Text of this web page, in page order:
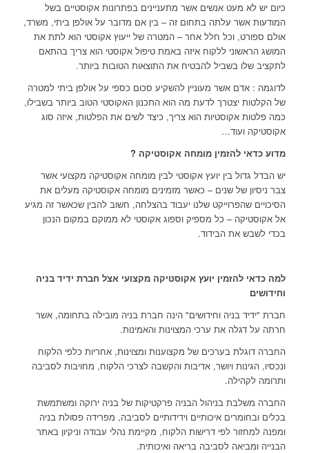
כיום יש לא מעט אנשים אשר מתעניינים בפתרונות אקוסטיים בשל
המודעות אשר עלתה בתחום זה – בין אם מדובר על אולפן ביתי, משרד,
אולם ספורט, וכל חלל אחר – המטרה של ייעוץ אקוסטי הוא לתת את
המושג הראשוני ללקוח איזה באמת טיפול אקוסטי הוא צריך בהתאם
לתקציב שלו בשביל להבטיח את התוצאות הטובות ביותר.
לדוגמה : אדם אשר מעוניין להשקיע סכום כספי על אולפן ביתי למטרה
של הקלטות יצטרך לדעת מה הוא התכנון האקוסטי הטוב ביותר בשבילו,
כמה פלטות אקוסטיות הוא צריך, כיצד לשים את הפלטות, איזה סוג
אקוסטיקה ועוד…
מדוע כדאי להזמין מומחה אקוסטיקה ?
יש הבדל גדול בין יועץ אקוסטי לבין מומחה אקוסטיקה מקצועי אשר
צבר ניסיון של שנים – כאשר מזמינים מומחה אקוסטיקה מעלים את
הסיכויים שהפרוייקט שלנו יעבוד בהצלחה, חשוב להבין שכאשר זה מגיע
אל אקוסטיקה – כל מספיק וספוג אקוסטי לא ממוקם במקום הנכון
בכדי לשבש את הבידוד.
למה כדאי להזמין יועץ אקוסטיקה מקצועי אצל חברת ידיד בניה
וחידושים
חברת "ידיד בניה וחידושים" הינה חברת בניה מובילה בתחומה, אשר
חרתה על דגלה את ערכי המצוינות והאמינות.
החברה דוגלת בערכים של מקצוענות ומצוינות, אחריות כלפי הלקוח
ונכסיו, הגינות ויושר, אדיבות והקשבה לצרכי הלקוח, מחויבות לסביבה
ותרומה לקהילה.
החברה משלבת בניהול הבניה פרקטיקות של בניה ירוקה ומשתמשת
בכלים ובחומרים איכותיים וידידותיים לסביבה, מפרידה פסולת בניה
ומפנה למחזור לפי דרישות הלקוח, מקיימת נהלי עבודה וניקיון באתר
הבנייה ומביאה לסביבה בריאה ואיכותית.